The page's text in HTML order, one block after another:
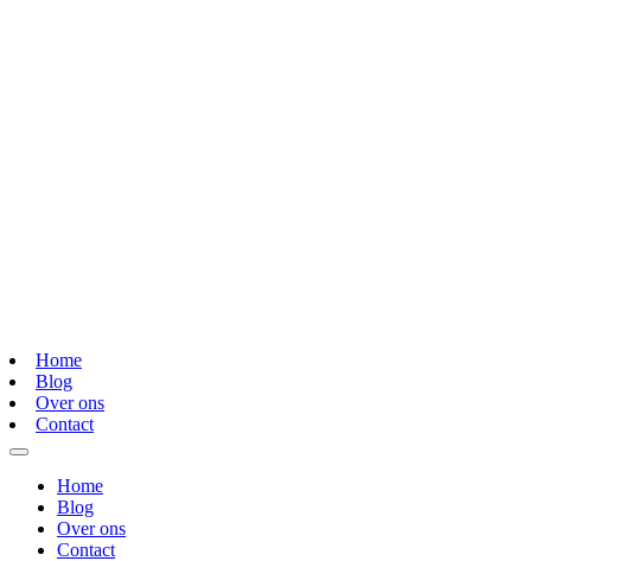
Home
Blog
Over ons
Contact
Home
Blog
Over ons
Contact